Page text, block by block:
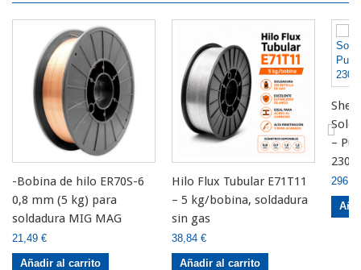
-Bobina de hilo ER70S-6
0,8 mm (5 kg) para
soldadura MIG MAG
21,49 €
Añadir al carrito
Hilo Flux Tubular E71T11
– 5 kg/bobina, soldadura
sin gas
38,84 €
Añadir al carrito
–
230V